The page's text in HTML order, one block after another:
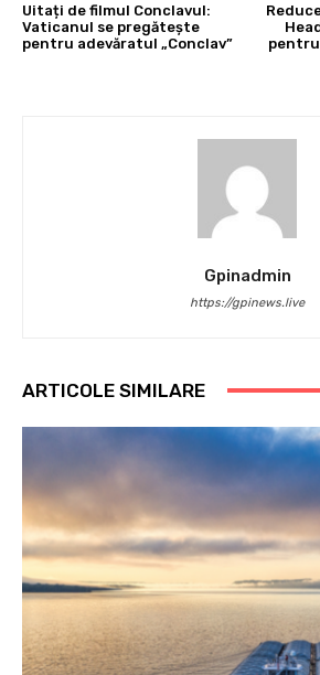
Uitați de filmul Conclavul:
Vaticanul se pregătește
pentru adevăratul „Conclav”
Gpinadmin
https://gpinews.live
ARTICOLE SIMILARE